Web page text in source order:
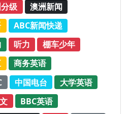
级
澳洲新闻
ABC新闻快递
听力
棚车少年
商务英语
中国电台
大学英语
BBC英语